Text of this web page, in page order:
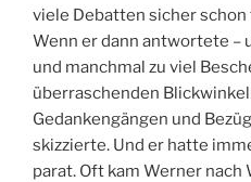
viele Debatten sicher
Wenn er dann antwortete –
und manchmal zu viel
überraschenden
Gedankengängen und
skizzierte. Und er hatte
parat. Oft kam Werner